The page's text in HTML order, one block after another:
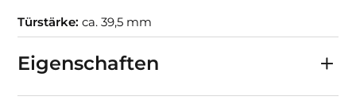
Türstärke:ca. 39,5 mm
Eigenschaften